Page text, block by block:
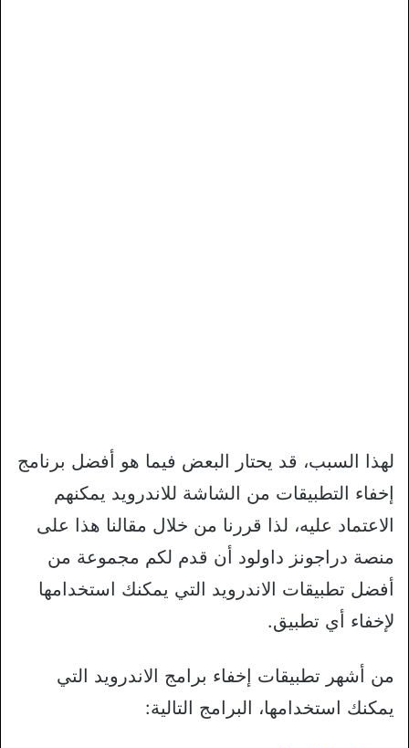
لهذا السبب، قد يحتار البعض فيما هو أفضل برنامج
إخفاء التطبيقات من الشاشة للاندرويد يمكنهم
الاعتماد عليه، لذا قررنا من خلال مقالنا هذا على
منصة دراجونز داولود أن قدم لكم مجموعة من
أفضل تطبيقات الاندرويد التي يمكنك استخدامها
لإخفاء أي تطبيق.
من أشهر تطبيقات إخفاء برامج الاندرويد التي
يمكنك استخدامها، البرامج التالية: